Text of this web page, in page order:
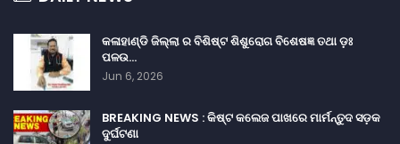
କଳାହାଣ୍ଡି ଜିଲ୍ଲା ର ବିଶିଷ୍ଟ ଶିଶୁରୋଗ ବିଶେଷଜ୍ଞ ତଥା ଡ଼ଃ
ପଳଉ…
Jun 6, 2026
BREAKING NEWS : କିଷ୍ଟ କଲେଜ ପାଖରେ ମାର୍ମନ୍ତୁଦ ସଡ଼କ
ଦୁର୍ଘଟଣା